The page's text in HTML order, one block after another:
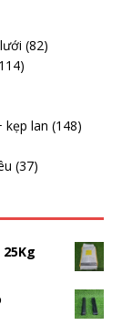
(82)
kẹp lan (148)
(37)
25Kg